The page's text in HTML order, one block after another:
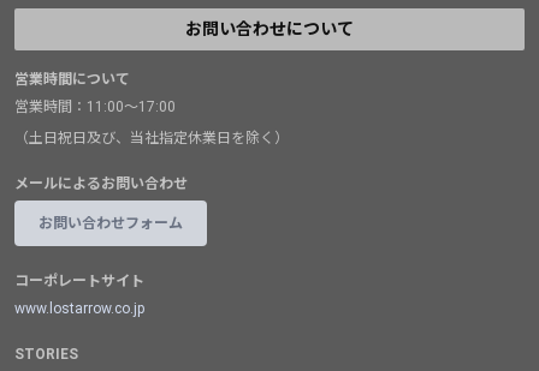
お問い合わせについて
営業時間について
営業時間：11:00～17:00
（土日祝日及び、当社指定休業日を除く）
メールによるお問い合わせ
お問い合わせフォーム
コーポレートサイト
www.lostarrow.co.jp
STORIES